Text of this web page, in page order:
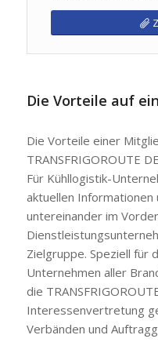
Die Vorteile auf
Die Vorteile einer
TRANSFRIGOROUTE
Für Kühllogistik-
aktuellen Informationen
untereinander im
Zielgruppe. Speziell für
Unternehmen aller
die
Interessenvertretung
Verbänden und